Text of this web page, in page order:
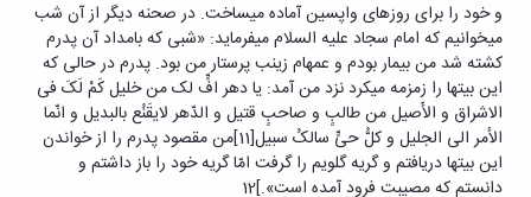
و خود را برای روزهای واپسین آماده می‏ساخت. در صحنه دیگر از آن شب
می‏خوانیم که امام سجاد علیه السلام می‏فرماید: «شبی که بامداد آن پدرم
کشته شد من بیمار بودم و عمه‏ام زینب پرستار من بود. پدرم در حالی که
این بیت‏ها را زمزمه می‏کرد نزد من آمد: یا دهر افٍّ لک من خلیل کَمْ لَکَ فی
الاشراق و الأَصیل من طالبٍ و صاحبٍ قتیل و الدّهر لایقَنُع بالبدیل و انّما
الأمر الی الجلیل و کلُّ حیٍّ سالکُ سبیل[11]من مقصود پدرم را از خواندن
این بیت‏ها دریافتم و گریه گلویم را گرفت امّا گریه خود را باز داشتم و